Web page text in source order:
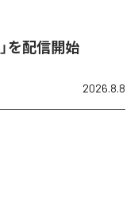
を配信開始
2026.8.8